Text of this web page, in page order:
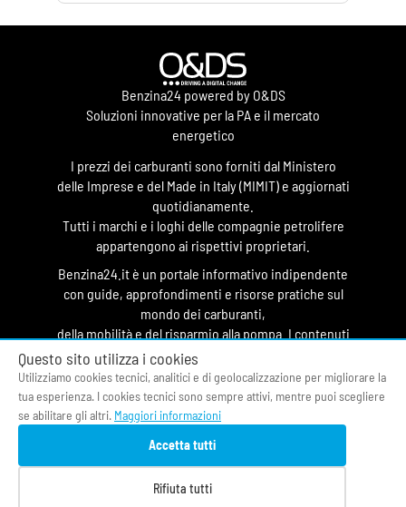
Benzina24 powered by O&DS
Soluzioni innovative per la PA e il mercato
energetico
I prezzi dei carburanti sono forniti dal Ministero
delle Imprese e del Made in Italy (MIMIT) e aggiornati
quotidianamente.
Tutti i marchi e i loghi delle compagnie petrolifere
appartengono ai rispettivi proprietari.
Benzina24.it è un portale informativo indipendente
con guide, approfondimenti e risorse pratiche sul
mondo dei carburanti,
della mobilità e del risparmio alla pompa. I contenuti
hanno finalità divulgativa e non costituiscono
testata giornalistica.
© 2026 O&DS S.r.l.
CF & P.IVA 05058400964
Cookie Policy
Contatti|Fonti|Chi siamo
Prezzi benzina oggi|Osservatorio Carburanti
Questo sito utilizza i cookies
Utilizziamo cookies tecnici, analitici e di geolocalizzazione per migliorare la
tua esperienza. I cookies tecnici sono sempre attivi, mentre puoi scegliere
se abilitare gli altri. Maggiori informazioni
Accetta tutti
Rifiuta tutti